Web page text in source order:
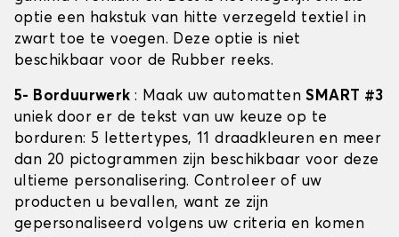
optie een hakstuk van hitte verzegeld textiel in
zwart toe te voegen. Deze optie is niet
beschikbaar voor de Rubber reeks.
5- Borduurwerk : Maak uw automattenSMART #3
uniek door er de tekst van uw keuze op te
borduren: 5 lettertypes, 11 draadkleuren en meer
dan 20 pictogrammen zijn beschikbaar voor deze
ultieme personalisering. Controleer of uw
producten u bevallen, want ze zijn
gepersonaliseerd volgens uw criteria en komen